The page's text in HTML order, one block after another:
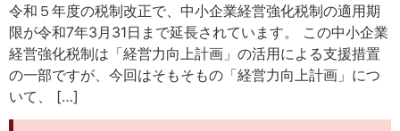
令和５年度の税制改正で、中小企業経営強化税制の適用期
限が令和7年3月31日まで延長されています。 この中小企業
経営強化税制は「経営力向上計画」の活用による支援措置
の一部ですが、今回はそもそもの「経営力向上計画」につ
いて、 […]